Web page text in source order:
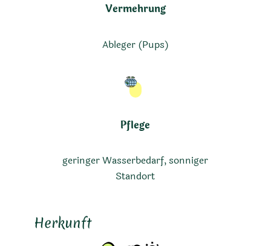
Vermehrung
Ableger (Pups)
Pflege
geringer Wasserbedarf, sonniger
Standort
Herkunft